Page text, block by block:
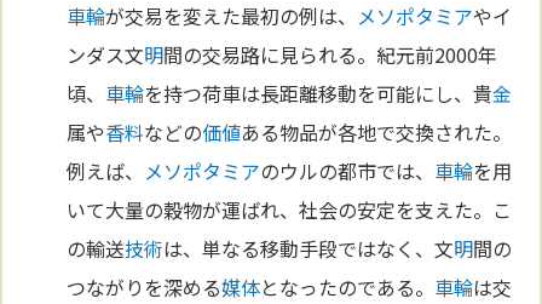
車輪が交易を変えた最初の例は、 メソポタミアやイ
ンダス文明間の交易路に見られる。紀元前2000年
頃、 車輪を持つ荷車は長距離移動を可能にし、貴金
属や香料などの価値ある物品が各地で交換された。
例えば、 メソポタミアのウルの都市では、 車輪を用
いて大量の穀物が運ばれ、社会の安定を支えた。こ
の輸送技術は、単なる移動手段ではなく、文明間の
つながりを深める媒体となったのである。 車輪は交